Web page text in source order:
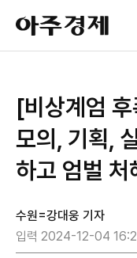
아
주
경
[비상계엄
모의, 기획,
하고 엄벌 처
수원=강대웅 기자
입력 2024-12-04